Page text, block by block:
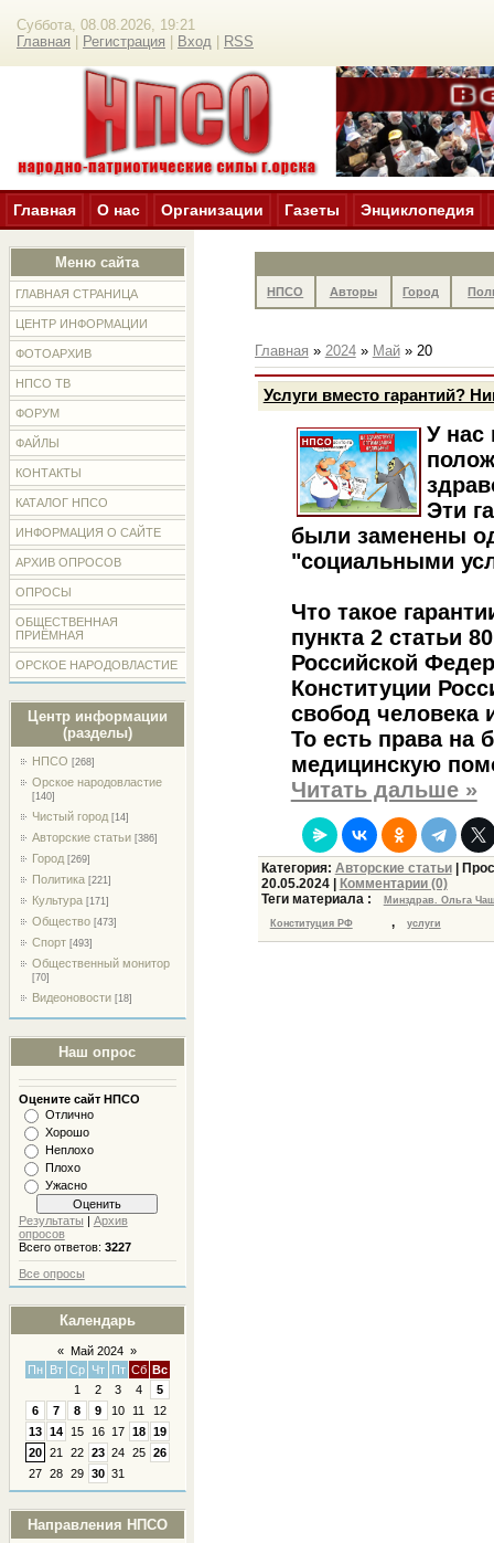
Суббота, 08.08.2026, 19:21
Главная
Регистрация Вход RSS
Главная О нас Организации Газеты Энциклопедия
Меню сайта
ГЛАВНАЯ СТРАНИЦА
ЦЕНТР ИНФОРМАЦИИ
ФОТОАРХИВ
НПСО ТВ
ФОРУМ
ФАЙЛЫ
КОНТАКТЫ
КАТАЛОГ НПСО
ИНФОРМАЦИЯ О САЙТЕ
АРХИВ ОПРОСОВ
ОПРОСЫ
ОБЩЕСТВЕННАЯ
ПРИЁМНАЯ
ОРСКОЕ НАРОДОВЛАСТИЕ
Центр информации
(разделы)
НПСО [268]
Орское народовластие
[140]
Чистый город [14]
Авторские статьи [386]
Город [269]
Политика [221]
Культура [171]
Общество [473]
Спорт [493]
Общественный монитор
[70]
Видеоновости [18]
Наш опрос
Оцените сайт НПСО
Отлично
Хорошо
Неплохо
Плохо
Ужасно
Результаты
Архив
опросов
Всего ответов: 3227
Все опросы
Календарь
« Май 2024 »
Пн
Вт Ср Чт Пт Сб Вс
1
2 3 4
5
6
7 8 9 10 11
12
13
14 15 16 17 18
19
20
21 22 23 24 25
26
27
28 29 30 31
Направления НПСО
НПСО Авторы Город
Главная » 2024 » Май » 20
Услуги вместо гарантий?
У нас
Эти
были заменены
"социальными
Что такое
пункта 2 статьи
Российской
Конституции
свобод человека
То есть права на
медицинскую
Читать дальше »
Категория: Авторские статьи|
20.05.2024|
Комментарии (0)
Теги материала :
Минздрав. Ольга
Конституция РФ , услуги